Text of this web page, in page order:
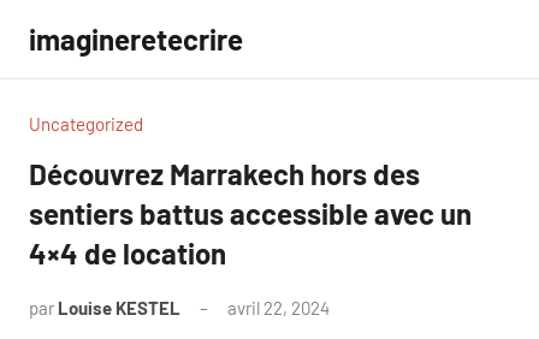
contenu
imagineretecrire
Uncategorized
Découvrez Marrakech hors des
sentiers battus accessible avec un
4×4 de location
par Louise KESTEL avril 22, 2024